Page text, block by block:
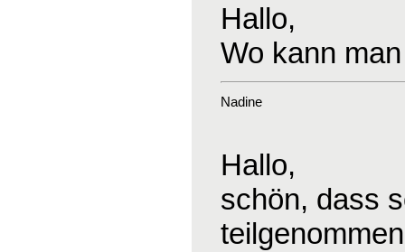
Hallo,
Wo kann
Nadine
Hallo,
schön, dass